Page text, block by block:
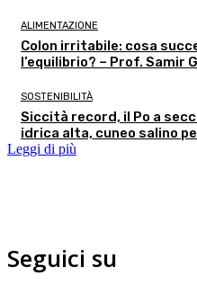
ALIMENTAZIONE
Colon irritabile: cosa
l’equilibrio? – Prof. Samir
SOSTENIBILITÀ
Siccità record, il Po a
idrica alta, cuneo salino
Leggi di più
Seguici su